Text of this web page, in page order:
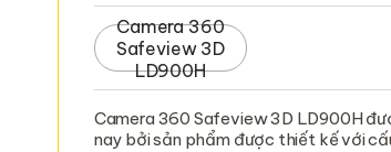
Camera 360
Safeview 3D
LD900H
Camera 360 Safeview 3D LD900H
nay bởi sản phẩm được thiết kế với